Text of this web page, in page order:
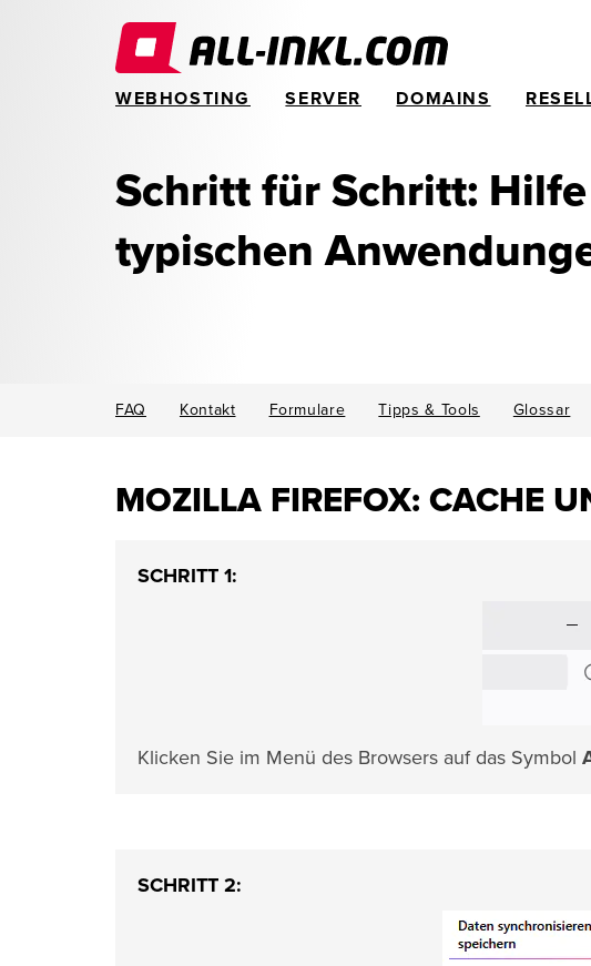
WEBHOSTING SERVER DOMAINS
Schritt für Schritt:
typischen
FAQ Kontakt Formulare Tipps & Tools Glossar
MOZILLA FIREFOX: CACHE
SCHRITT 1:
Klicken Sie im Menü des Browsers auf das Symbol
SCHRITT 2: